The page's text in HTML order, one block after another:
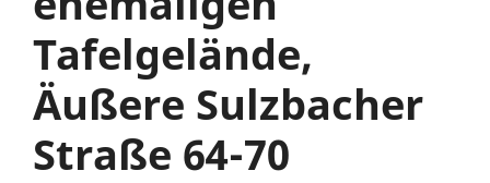
Tafelgelände,
Äußere Sulzbacher
Straße 64-70